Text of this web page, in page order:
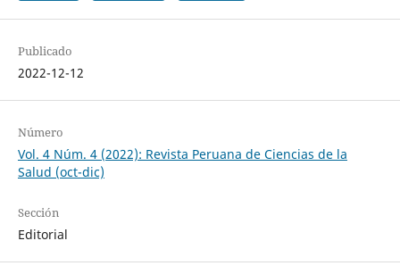
Publicado
2022-12-12
Número
Vol. 4 Núm. 4 (2022): Revista Peruana de Ciencias de la
Salud (oct-dic)
Sección
Editorial